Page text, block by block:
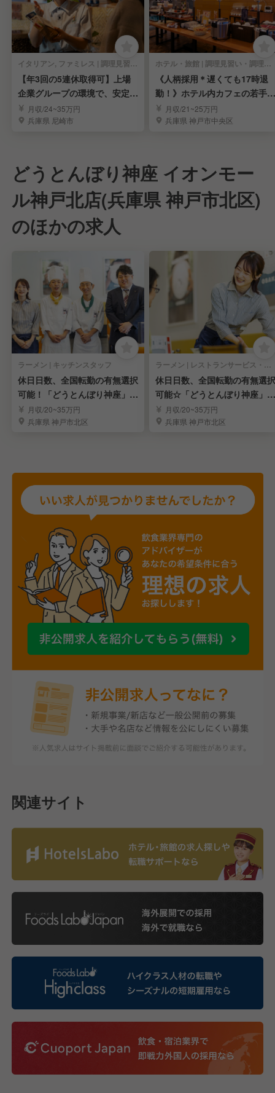
イタリアン, ファミレス | 調理見習い・調理補助
【年3回の5連休取得可】上場
企業グループの環境で、安定し
たキャリアアップ！
月収/24~35万円
兵庫県 尼崎市
ホテル・旅館 | 調理見習い・調理補助
《人柄採用＊遅くても17時退
勤！》ホテル内カフェの若手調
理師を募集｜神戸市
月収/21~25万円
兵庫県 神戸市中央区
どうとんぼり神座 イオンモー
ル神戸北店(兵庫県 神戸市北区)
のほかの求人
ラーメン | キッチンスタッフ
休日日数、全国転勤の有無選択
可能！「どうとんぼり神座」キ
ッチンスタッフ☆
月収/20~35万円
兵庫県 神戸市北区
ラーメン | レストランサービス・ホールスタッフ
休日日数、全国転勤の有無選択
可能☆「どうとんぼり神座」ホ
ールスタッフ募集！
月収/20~35万円
兵庫県 神戸市北区
関連サイト